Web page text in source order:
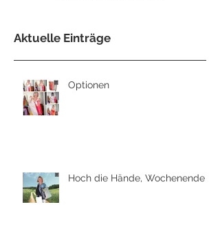
Aktuelle Einträge
Optionen
Hoch die Hände, Wochenende